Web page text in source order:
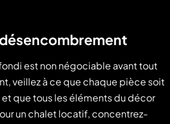
est non négociable avant tout
veillez à ce que chaque pièce soit
que tous les éléments du décor
un chalet locatif, concentrez-